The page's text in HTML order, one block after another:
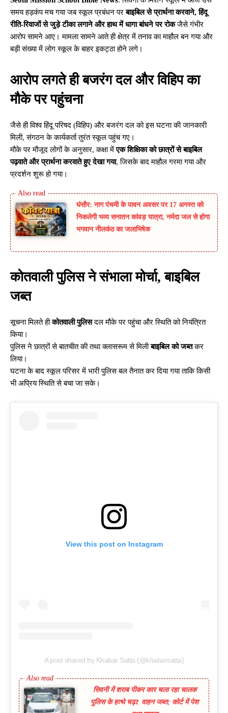
समय हड़कंप मच गया जब स्कूल प्रबंधन परबाइबिल से प्रार्थना करवाने, हिंदू
रीति-रिवाजों से जुड़े टीका लगाने और हाथ में धागा बांधने पर रोकजैसे गंभीर
आरोप सामने आए। मामला सामने आते ही क्षेत्र में तनाव का माहौल बन गया और
बड़ी संख्या में लोग स्कूल के बाहर इकट्ठा होने लगे।
आरोप लगते ही बजरंग दल और विहिप का
मौके पर पहुंचना
जैसे ही विश्व हिंदू परिषद (विहिप) और बजरंग दल को इस घटना की जानकारी
मिली, संगठन के कार्यकर्ता तुरंत स्कूल पहुंच गए।
मौके पर मौजूद लोगों के अनुसार, कक्षा मेंएक शिक्षिका को छात्रों से बाइबिल
पढ़वाते और प्रार्थना करवाते हुए देखा गया, जिसके बाद माहौल गरमा गया और
प्रदर्शन शुरू हो गया।
घंसौर: नाग पंचमी के पावन अवसर पर 17 अगस्त को
निकलेगी भव्य सनातन कांवड़ यात्रा, नर्मदा जल से होगा
भगवान नीलकंठ का जलाभिषेक
कोतवालीपुलिस ने संभाला मोर्चा, बाइबिल
जब्त
सूचना मिलते हीकोतवाली पुलिसदल मौके पर पहुंचा और स्थिति को नियंत्रित
किया।
पुलिस ने छात्रों से बातचीत की तथा क्लासरूम से मिलीबाइबिल को जब्तकर
लिया।
घटना के बाद स्कूल परिसर में भारी पुलिस बल तैनात कर दिया गया ताकि किसी
भी अप्रिय स्थिति से बचा जा सके।
View this post on Instagram
A post shared by Khabar Satta (@khabarsatta)
सिवनी में शराब पीकर कार चला रहा चालक
पुलिस के हत्थे चढ़ा: वाहन जब्त; कोर्ट में पेश